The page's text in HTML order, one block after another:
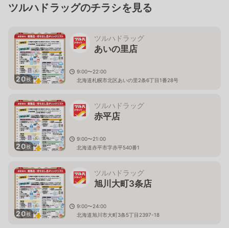
ツルハドラッグのチラシを見る
20枚
ツルハドラッグ
あいの里店
9:00〜22:00
北海道札幌市北区あいの里2条6丁目1番28号
20枚
ツルハドラッグ
赤平店
9:00〜21:00
北海道赤平市字赤平540番1
20枚
ツルハドラッグ
旭川大町3条店
9:00〜24:00
北海道旭川市大町3条5丁目2397-18